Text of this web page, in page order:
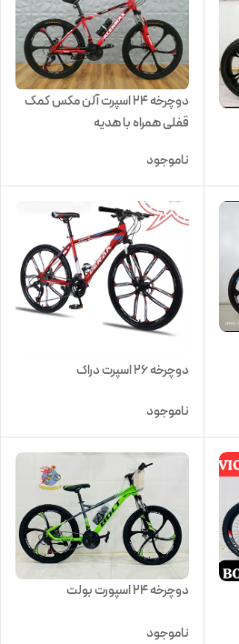
دوچرخه 24 اسپرت آلن مکس کمک
قفلی همراه با هدیه
ناموجود
دوچرخه ۲۶ اسپرت دراک
ناموجود
دوچرخه 24 اسپورت بولت
ناموجود